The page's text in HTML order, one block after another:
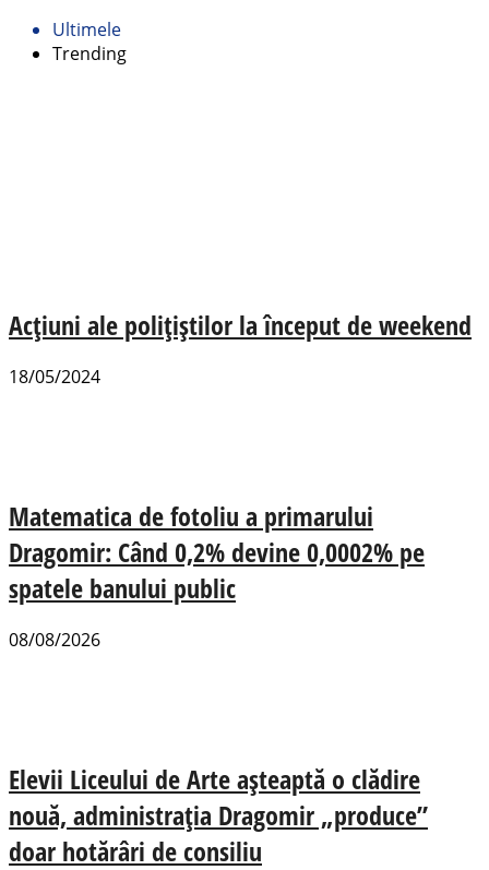
Ultimele
Trending
Acțiuni ale polițiștilor la început de weekend
18/05/2024
Matematica de fotoliu a primarului
Dragomir: Când 0,2% devine 0,0002% pe
spatele banului public
08/08/2026
Elevii Liceului de Arte așteaptă o clădire
nouă, administrația Dragomir „produce”
doar hotărâri de consiliu